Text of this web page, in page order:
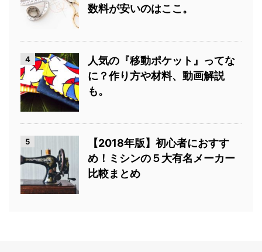
数料が安いのはここ。
4
人気の『移動ポケット』ってな
に？作り方や材料、動画解説
も。
5
【2018年版】初心者におすす
め！ミシンの５大有名メーカー
比較まとめ